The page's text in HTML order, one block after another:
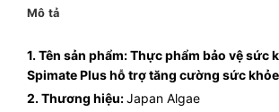
Mô tả
1. Tên sản phẩm: Thực phẩm bảo vệ sức
Spimate Plus hỗ trợ tăng cường sức
2. Thương hiệu:Japan Algae